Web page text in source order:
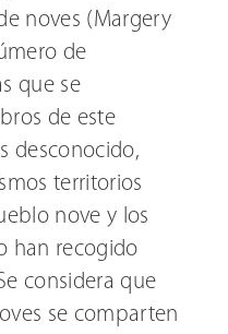
noves (Margery
de
que se
de este
desconocido,
territorios
nove y los
han recogido
considera que
se comparten